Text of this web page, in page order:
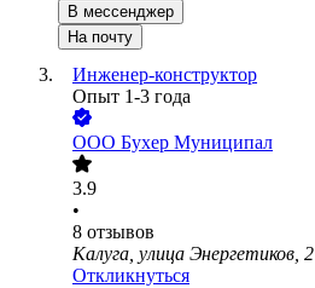
В мессенджер
На почту
Инженер-конструктор
Опыт 1-3 года
ООО Бухер Муниципал
3.9
•
8 отзывов
Калуга, улица Энергетиков, 2
Откликнуться